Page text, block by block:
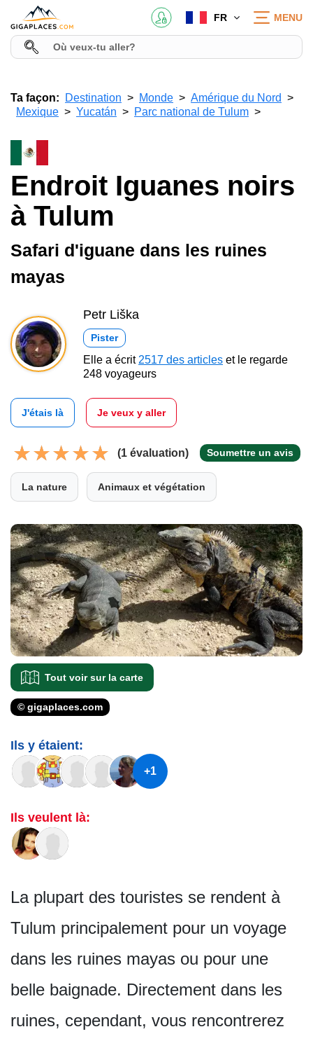
FR MENU
Ta façon: Destination Monde
Amérique du Nord
Mexique
Yucatán Parc national de Tulum
Endroit Iguanes noirs
à Tulum
Safari d'iguane dans les ruines
mayas
Petr Liška
Pister
Elle a écrit 2517 des articles et le regarde
248 voyageurs
J'étais là Je veux y aller
(1 évaluation) Soumettre un avis
La nature Animaux et végétation
Tout voir sur la carte
© gigaplaces.com
Ils y étaient:
+1
Ils veulent là:
La plupart des touristes se rendent à
Tulum principalement pour un voyage
dans les ruines mayas ou pour une
belle baignade. Directement dans les
ruines, cependant, vous rencontrerez